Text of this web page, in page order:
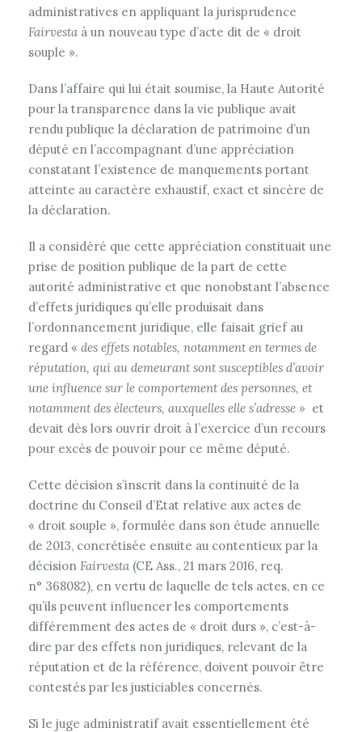
administratives en appliquant la jurisprudence
Fairvesta à un nouveau type d’acte dit de « droit
souple ».
Dans l’affaire qui lui était soumise, la Haute Autorité
pour la transparence dans la vie publique avait
rendu publique la déclaration de patrimoine d’un
député en l’accompagnant d’une appréciation
constatant l’existence de manquements portant
atteinte au caractère exhaustif, exact et sincère de
la déclaration.
Il a considéré que cette appréciation constituait une
prise de position publique de la part de cette
autorité administrative et que nonobstant l’absence
d’effets juridiques qu’elle produisait dans
l’ordonnancement juridique, elle faisait grief au
regard « des effets notables, notamment en termes de
réputation, qui au demeurant sont susceptibles d’avoir
une influence sur le comportement des personnes, et
notamment des électeurs, auxquelles elle s’adresse » et
devait dès lors ouvrir droit à l’exercice d’un recours
pour excès de pouvoir pour ce même député.
Cette décision s’inscrit dans la continuité de la
doctrine du Conseil d’Etat relative aux actes de
« droit souple », formulée dans son étude annuelle
de 2013, concrétisée ensuite au contentieux par la
décision Fairvesta (CE Ass., 21 mars 2016, req.
n° 368082), en vertu de laquelle de tels actes, en ce
qu’ils peuvent influencer les comportements
différemment des actes de « droit durs », c’est-à-
dire par des effets non juridiques, relevant de la
réputation et de la référence, doivent pouvoir être
contestés par les justiciables concernés.
Si le juge administratif avait essentiellement été